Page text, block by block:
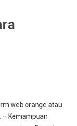
web orange atau
Kemampuan